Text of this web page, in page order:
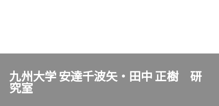
九州大学 安達千波矢・田中 正樹 研
究室